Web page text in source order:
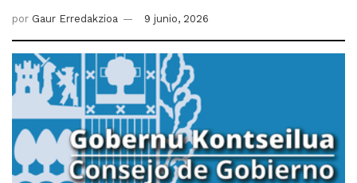
por Gaur Erredakzioa 9 junio, 2026